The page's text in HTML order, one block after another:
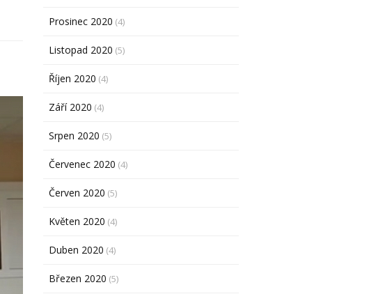
Prosinec 2020 (4)
Listopad 2020 (5)
Říjen 2020 (4)
Září 2020 (4)
Srpen 2020 (5)
Červenec 2020 (4)
Červen 2020 (5)
Květen 2020 (4)
Duben 2020 (4)
Březen 2020 (5)